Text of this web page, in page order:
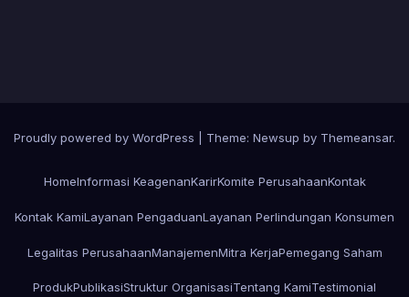
Proudly powered by WordPress Theme: Newsup by Themeansar.
HomeInformasi KeagenanKarirKomite PerusahaanKontak
Kontak KamiLayanan PengaduanLayanan Perlindungan Konsumen
Legalitas PerusahaanManajemenMitra KerjaPemegang Saham
ProdukPublikasiStruktur OrganisasiTentang KamiTestimonial